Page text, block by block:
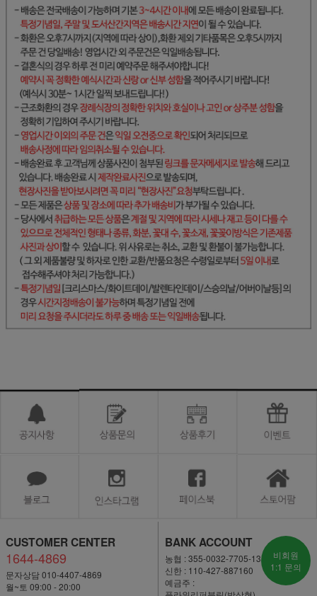
CUSTOMER CENTER
1644-4869
문자상담 010-4407-4869
월~토 09:00 - 20:00
BANK ACCOUNT
농협 : 355-0032-7705-13
신한 : 110-427-887160
예금주 :
비회원
1:1 문의